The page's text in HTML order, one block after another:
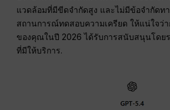
แวดล้อมที่มีขีดจำกัดสูง และไม่มีข้อจำกัดท
สถานการณ์ทดสอบความเครียด ให้แน่ใจว่า
ของคุณในปี 2026 ได้รับการสนับสนุนโดย
ที่มีให้บริการ.